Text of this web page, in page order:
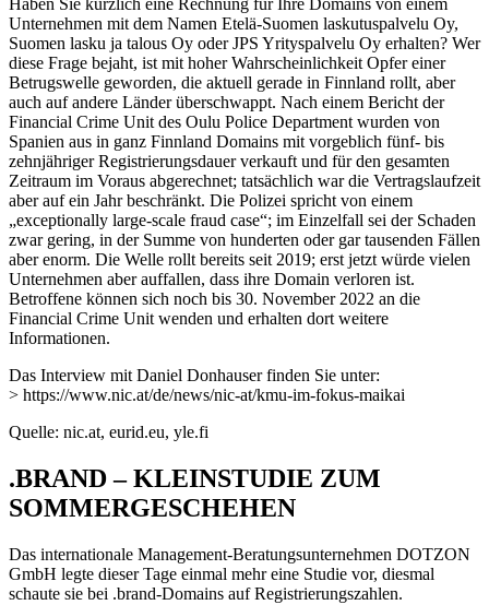
Haben Sie kürzlich eine Rechnung für Ihre Domains von einem
Unternehmen mit dem Namen Etelä-Suomen laskutuspalvelu Oy,
Suomen lasku ja talous Oy oder JPS Yrityspalvelu Oy erhalten? Wer
diese Frage bejaht, ist mit hoher Wahrscheinlichkeit Opfer einer
Betrugswelle geworden, die aktuell gerade in Finnland rollt, aber
auch auf andere Länder überschwappt. Nach einem Bericht der
Financial Crime Unit des Oulu Police Department wurden von
Spanien aus in ganz Finnland Domains mit vorgeblich fünf- bis
zehnjähriger Registrierungsdauer verkauft und für den gesamten
Zeitraum im Voraus abgerechnet; tatsächlich war die Vertragslaufzeit
aber auf ein Jahr beschränkt. Die Polizei spricht von einem
„exceptionally large-scale fraud case“; im Einzelfall sei der Schaden
zwar gering, in der Summe von hunderten oder gar tausenden Fällen
aber enorm. Die Welle rollt bereits seit 2019; erst jetzt würde vielen
Unternehmen aber auffallen, dass ihre Domain verloren ist.
Betroffene können sich noch bis 30. November 2022 an die
Financial Crime Unit wenden und erhalten dort weitere
Informationen.
Das Interview mit Daniel Donhauser finden Sie unter:
> https://www.nic.at/de/news/nic-at/kmu-im-fokus-maikai
Quelle: nic.at, eurid.eu, yle.fi
.BRAND – KLEINSTUDIE ZUM
SOMMERGESCHEHEN
Das internationale Management-Beratungsunternehmen DOTZON
GmbH legte dieser Tage einmal mehr eine Studie vor, diesmal
schaute sie bei .brand-Domains auf Registrierungszahlen.